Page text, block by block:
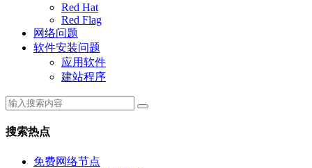
Red Hat
Red Flag
网络问题
软件安装问题
应用软件
建站程序
搜索热点
免费网络节点